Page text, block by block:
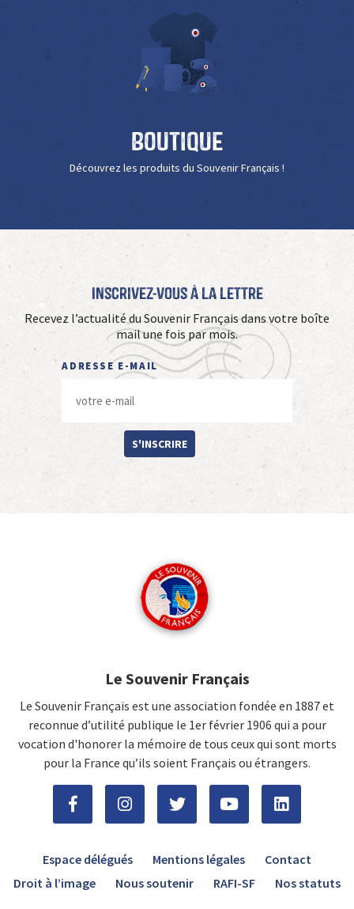
Boutique
Découvrez les produits du Souvenir Français !
Inscrivez-vous à La Lettre
Recevez l’actualité du Souvenir Français dans votre boîte
mail une fois par mois.
ADRESSE E-MAIL
S'INSCRIRE
Le Souvenir Français
Le Souvenir Français est une association fondée en 1887 et
reconnue d’utilité publique le 1er février 1906 qui a pour
vocation d'honorer la mémoire de tous ceux qui sont morts
pour la France qu’ils soient Français ou étrangers.
Espace délégués Mentions légales
Contact
Droit à l’image
Nous soutenir RAFI-SF Nos statuts